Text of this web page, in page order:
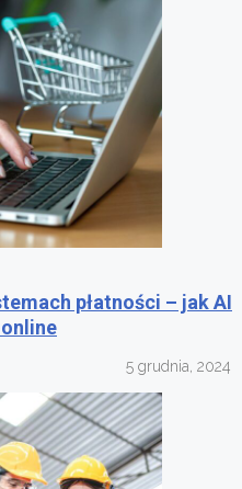
płatności – jak AI
5 grudnia, 2024